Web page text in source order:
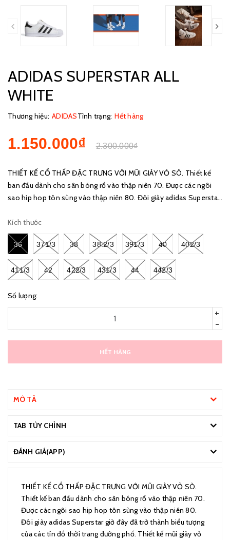
ADIDAS SUPERSTAR ALL
WHITE
Thương hiệu: ADIDASTình trạng: Hết hàng
1.150.000₫ 2.300.000₫
THIẾT KẾ CỔ THẤP ĐẶC TRƯNG VỚI MŨI GIÀY VỎ SÒ. Thiết kế
ban đầu dành cho sân bóng rổ vào thập niên 70. Được các ngôi
sao hip hop tôn sùng vào thập niên 80. Đôi giày adidas Superstar
Kích thước
36 371/3 38 38.2/3 391/3 40 402/3
411/3 42 422/3 431/3 44 442/3
Số lượng:
+
-
HẾT HÀNG
MÔ TẢ
TAB TÙY CHỈNH
ĐÁNH GIÁ(APP)
THIẾT KẾ CỔ THẤP ĐẶC TRƯNG VỚI MŨI GIÀY VỎ SÒ.
Thiết kế ban đầu dành cho sân bóng rổ vào thập niên 70.
Được các ngôi sao hip hop tôn sùng vào thập niên 80.
Đôi giày adidas Superstar giờ đây đã trở thành biểu tượng
của các tín đồ thời trang đường phố. Thiết kế mũi giày vỏ